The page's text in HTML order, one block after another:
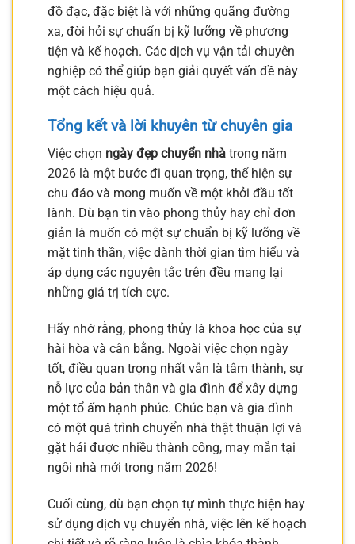
đồ đạc, đặc biệt là với những quãng đường
xa, đòi hỏi sự chuẩn bị kỹ lưỡng về phương
tiện và kế hoạch. Các dịch vụ vận tải chuyên
nghiệp có thể giúp bạn giải quyết vấn đề này
một cách hiệu quả.
Tổng kết và lời khuyên từ chuyên gia
Việc chọn ngày đẹp chuyển nhà trong năm
2026 là một bước đi quan trọng, thể hiện sự
chu đáo và mong muốn về một khởi đầu tốt
lành. Dù bạn tin vào phong thủy hay chỉ đơn
giản là muốn có một sự chuẩn bị kỹ lưỡng về
mặt tinh thần, việc dành thời gian tìm hiểu và
áp dụng các nguyên tắc trên đều mang lại
những giá trị tích cực.
Hãy nhớ rằng, phong thủy là khoa học của sự
hài hòa và cân bằng. Ngoài việc chọn ngày
tốt, điều quan trọng nhất vẫn là tâm thành, sự
nỗ lực của bản thân và gia đình để xây dựng
một tổ ấm hạnh phúc. Chúc bạn và gia đình
có một quá trình chuyển nhà thật thuận lợi và
gặt hái được nhiều thành công, may mắn tại
ngôi nhà mới trong năm 2026!
Cuối cùng, dù bạn chọn tự mình thực hiện hay
sử dụng dịch vụ chuyển nhà, việc lên kế hoạch